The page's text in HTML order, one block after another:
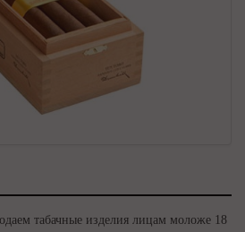
табачные изделия лицам моложе 18